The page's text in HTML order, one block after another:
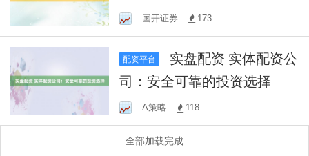
放大资金效益
国开证券 173
配资平台
司：安全可靠的投资选择
A策略 118
全部加载完成